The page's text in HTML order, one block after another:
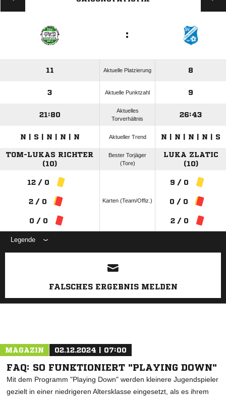
:
11 Aktuelle Platzierung 8
3 Aktuelle Punktzahl 9
21:80
Aktuelles
Torverhältnis
26:43
N | S | N | N | N Aktueller Trend N | N | N | N | S
TOM-LUKAS RICHTER
(10)
Bester Torjäger
(Tore)
LUKA ZLATIC
(10)
12 / 0
2 / 0
0 / 0
Karten (Team/Offiz.)
9 / 0
0 / 0
2 / 0
Legende
ANZEIGE
FALSCHES ERGEBNIS MELDEN
MAGAZIN 02.12.2024 | 07:00
FAQ: SO FUNKTIONIERT "PLAYING DOWN"
Mit dem Programm "Playing Down" werden kleinere Jugendspieler
gezielt in einer niedrigeren Altersklasse eingesetzt, als es ihrem